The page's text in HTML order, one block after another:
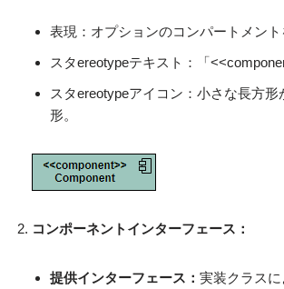
表現：オプションのコンパートメント
スタereotypeテキスト：「
スタereotypeアイコン：小さな長方形
形。
コンポーネントインターフェース：
提供インターフェース： 実装クラス